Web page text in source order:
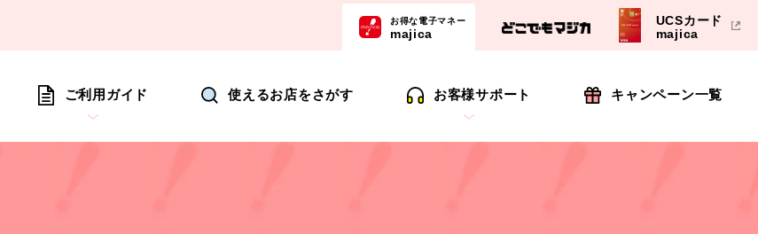
お得な電子マネー
majica
UCSカード
majica
ご利用ガイド 使えるお店をさがす お客様サポート キャンペーン一覧